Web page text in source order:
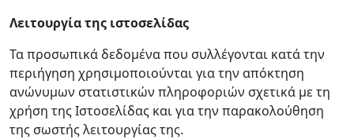
Λειτουργία της ιστοσελίδας
Τα προσωπικά δεδομένα που συλλέγονται κατά την
περιήγηση χρησιμοποιούνται για την απόκτηση
ανώνυμων στατιστικών πληροφοριών σχετικά με τη
χρήση της Ιστοσελίδας και για την παρακολούθηση
της σωστής λειτουργίας της.